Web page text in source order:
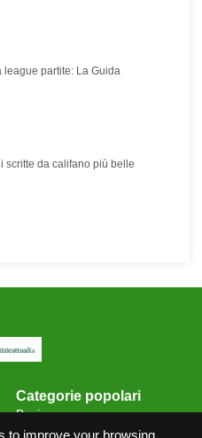
league partite: La Guida
scritte da califano più belle
Categorie popolari
Business
Cronaca